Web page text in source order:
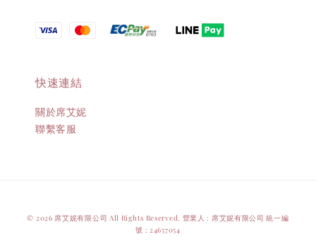
快速連結
關於席艾妮
聯繫客服
© 2026 席艾妮有限公司 All Rights Reserved. 營業人 : 席艾妮有限公司 統一編
號 : 24657054